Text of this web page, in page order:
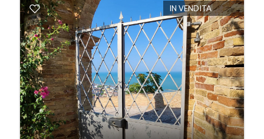
IN VENDITA